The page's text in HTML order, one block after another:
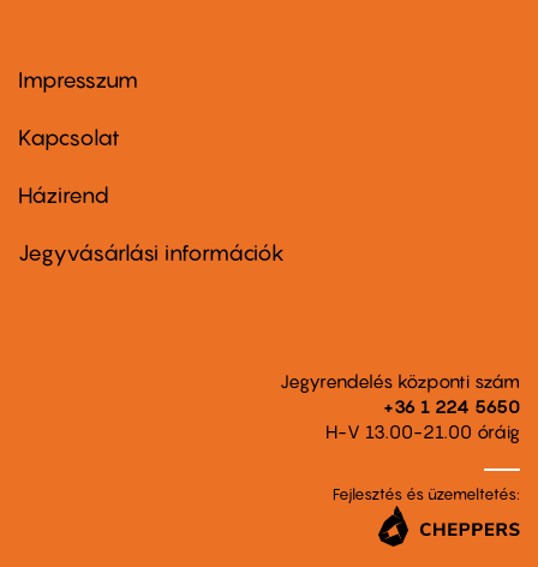
Footer
first
Impresszum
Kapcsolat
Footer
second
Házirend
Jegyvásárlási információk
Jegyrendelés központi szám
+36 1 224 5650
H-V 13.00-21.00 óráig
Fejlesztés és üzemeltetés: